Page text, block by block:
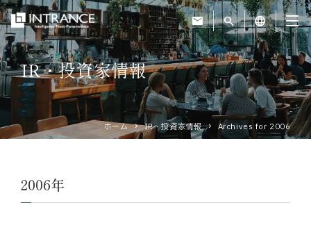
mail search language
トップ
企業情報
運営ホテル
IR・投資家情報
ホーム IR・投資家情報 Archives for 2006
2006年